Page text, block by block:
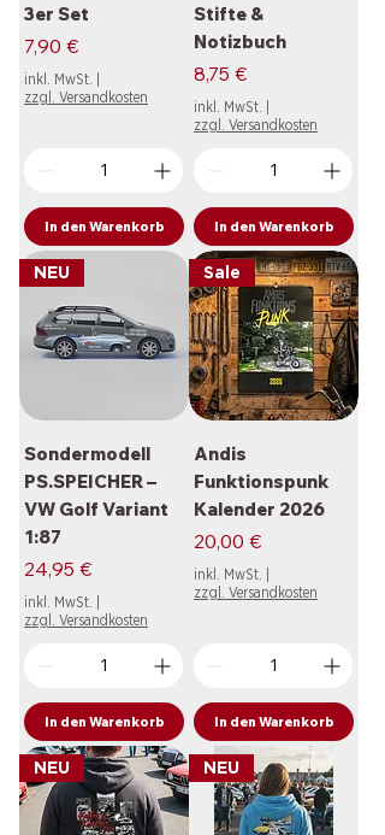
3er Set
Preis
7,90 €
inkl. MwSt. |
zzgl. Versandkosten
In den Warenkorb
Stifte &
Notizbuch
Preis
8,75 €
inkl. MwSt. |
zzgl. Versandkosten
In den Warenkorb
NEU
Sondermodell
PS.SPEICHER –
VW Golf Variant
1:87
Preis
24,95 €
inkl. MwSt. |
zzgl. Versandkosten
In den Warenkorb
Sale
Andis
Funktionspunk
Kalender 2026
Preis
20,00 €
inkl. MwSt. |
zzgl. Versandkosten
In den Warenkorb
NEU NEU